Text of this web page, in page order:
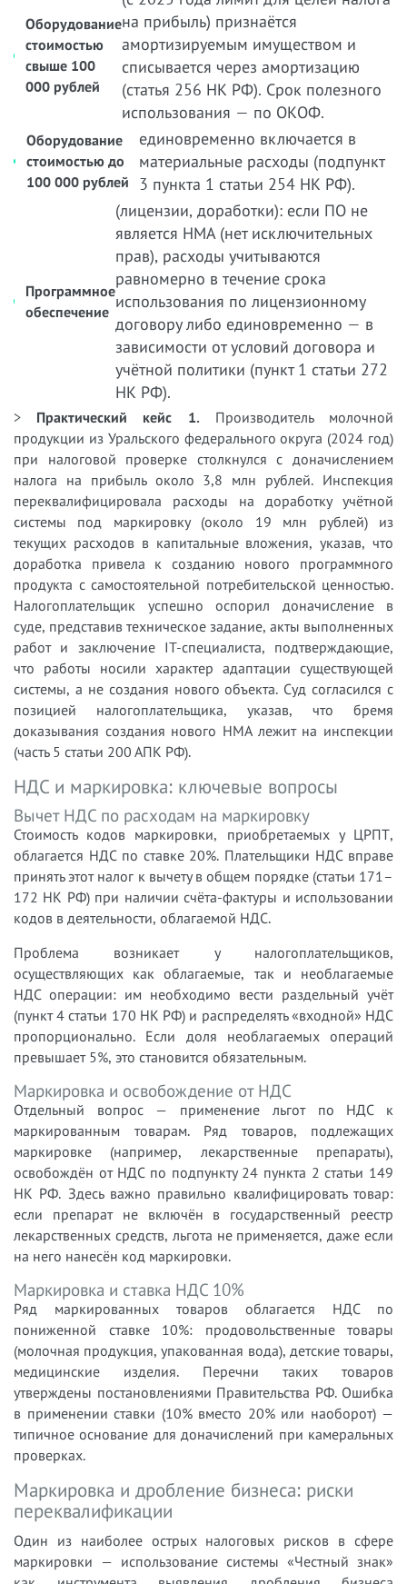
Оборудование
стоимостью
свыше 100
000 рублей
на прибыль) признаётся
амортизируемым имуществом и
списывается через амортизацию
(статья 256 НК РФ). Срок полезного
использования — по ОКОФ.
Оборудование
стоимостью до
100 000 рублей
единовременно включается в
материальные расходы (подпункт
3 пункта 1 статьи 254 НК РФ).
Программное
обеспечение
(лицензии, доработки): если ПО не
является НМА (нет исключительных
прав), расходы учитываются
равномерно в течение срока
использования по лицензионному
договору либо единовременно — в
зависимости от условий договора и
учётной политики (пункт 1 статьи 272
НК РФ).
> Практический кейс 1. Производитель молочной
продукции из Уральского федерального округа (2024 год)
при налоговой проверке столкнулся с доначислением
налога на прибыль около 3,8 млн рублей. Инспекция
переквалифицировала расходы на доработку учётной
системы под маркировку (около 19 млн рублей) из
текущих расходов в капитальные вложения, указав, что
доработка привела к созданию нового программного
продукта с самостоятельной потребительской ценностью.
Налогоплательщик успешно оспорил доначисление в
суде, представив техническое задание, акты выполненных
работ и заключение IT-специалиста, подтверждающие,
что работы носили характер адаптации существующей
системы, а не создания нового объекта. Суд согласился с
позицией налогоплательщика, указав, что бремя
доказывания создания нового НМА лежит на инспекции
(часть 5 статьи 200 АПК РФ).
НДС и маркировка: ключевые вопросы
Вычет НДС по расходам на маркировку
Стоимость кодов маркировки, приобретаемых у ЦРПТ,
облагается НДС по ставке 20%. Плательщики НДС вправе
принять этот налог к вычету в общем порядке (статьи 171–
172 НК РФ) при наличии счёта-фактуры и использовании
кодов в деятельности, облагаемой НДС.
Проблема возникает у налогоплательщиков,
осуществляющих как облагаемые, так и необлагаемые
НДС операции: им необходимо вести раздельный учёт
(пункт 4 статьи 170 НК РФ) и распределять «входной» НДС
пропорционально. Если доля необлагаемых операций
превышает 5%, это становится обязательным.
Маркировка и освобождение от НДС
Отдельный вопрос — применение льгот по НДС к
маркированным товарам. Ряд товаров, подлежащих
маркировке (например, лекарственные препараты),
освобождён от НДС по подпункту 24 пункта 2 статьи 149
НК РФ. Здесь важно правильно квалифицировать товар:
если препарат не включён в государственный реестр
лекарственных средств, льгота не применяется, даже если
на него нанесён код маркировки.
Маркировка и ставка НДС 10%
Ряд маркированных товаров облагается НДС по
пониженной ставке 10%: продовольственные товары
(молочная продукция, упакованная вода), детские товары,
медицинские изделия. Перечни таких товаров
утверждены постановлениями Правительства РФ. Ошибка
в применении ставки (10% вместо 20% или наоборот) —
типичное основание для доначислений при камеральных
проверках.
Маркировка и дробление бизнеса: риски
переквалификации
Один из наиболее острых налоговых рисков в сфере
маркировки — использование системы «Честный знак»